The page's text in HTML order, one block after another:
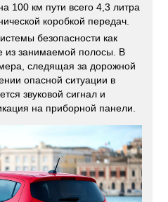
100 км пути всего 4,3 литра
коробкой передач.
безопасности как
из занимаемой полосы. В
следящая за дорожной
опасной ситуации в
звуковой сигнал и
на приборной панели.